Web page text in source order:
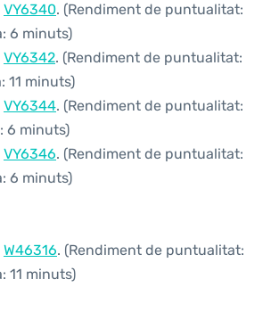
VY6340. (Rendiment de puntualitat:
6 minuts)
VY6342. (Rendiment de puntualitat:
11 minuts)
VY6344. (Rendiment de puntualitat:
6 minuts)
VY6346. (Rendiment de puntualitat:
6 minuts)
W46316. (Rendiment de puntualitat:
11 minuts)